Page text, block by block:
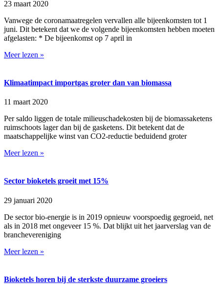
23 maart 2020
Vanwege de coronamaatregelen vervallen alle bijeenkomsten tot 1
juni. Dit betekent dat we de volgende bijeenkomsten hebben moeten
afgelasten: * De bijeenkomst op 7 april in
Meer lezen »
Klimaatimpact importgas groter dan van biomassa
11 maart 2020
Per saldo liggen de totale milieuschadekosten bij de biomassaketens
ruimschoots lager dan bij de gasketens. Dit betekent dat de
maatschappelijke winst van CO2-reductie beduidend groter
Meer lezen »
Sector bioketels groeit met 15%
29 januari 2020
De sector bio-energie is in 2019 opnieuw voorspoedig gegroeid, net
als in 2018 met ongeveer 15 %. Dat blijkt uit het jaarverslag van de
branchevereniging
Meer lezen »
Bioketels horen bij de sterkste duurzame groeiers